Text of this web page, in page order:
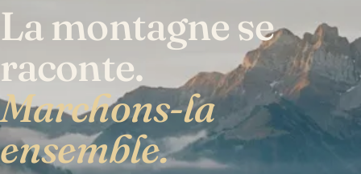
La montagne se
raconte.
Marchons-la
ensemble.